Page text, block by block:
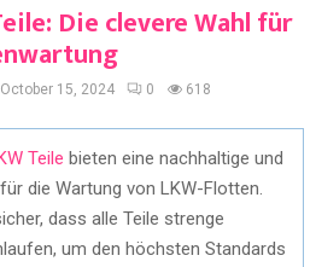
Die clevere Wahl für
October 15, 2024 0 618
Teile bieten eine nachhaltige und
die Wartung von LKW-Flotten.
dass alle Teile strenge
um den höchsten Standards